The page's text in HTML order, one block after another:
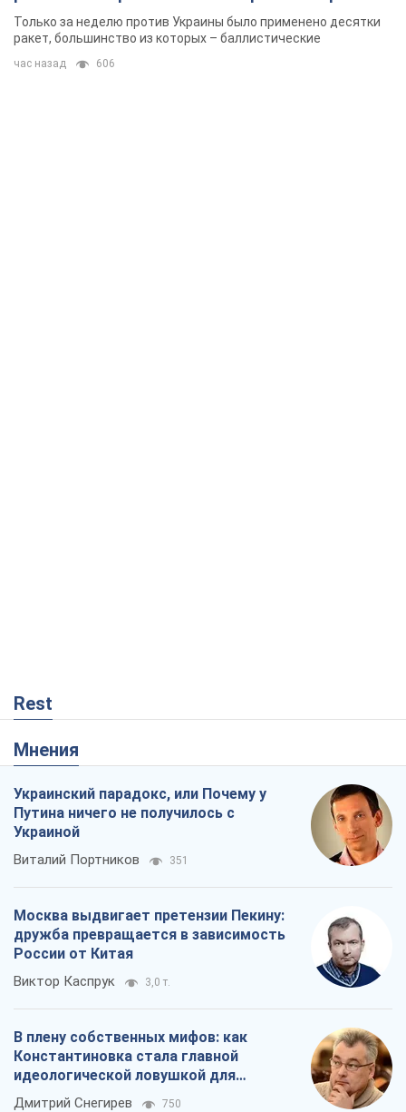
Одессе
Только за неделю против Украины было применено десятки
ракет, большинство из которых – баллистические
час назад 606
Rest
Мнения
Украинский парадокс, или Почему у
Путина ничего не получилось с
Украиной
Виталий Портников 351
Москва выдвигает претензии Пекину:
дружба превращается в зависимость
России от Китая
Виктор Каспрук 3,0 т.
В плену собственных мифов: как
Константиновка стала главной
идеологической ловушкой для
российских оккупантов
Дмитрий Снегирев 750